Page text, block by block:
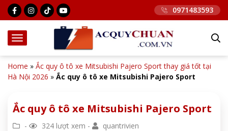
0971483593
Home » Ắc quy ô tô xe Mitsubishi Pajero Sport thay giá tốt tại
Hà Nội 2026 » Ắc quy ô tô xe Mitsubishi Pajero Sport
Ắc quy ô tô xe Mitsubishi Pajero Sport
- 324 lượt xem - quantrivien